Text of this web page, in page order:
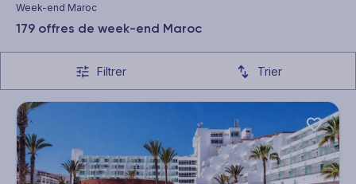
Week-end Maroc
179 offres de week-end Maroc
Filtrer Trier